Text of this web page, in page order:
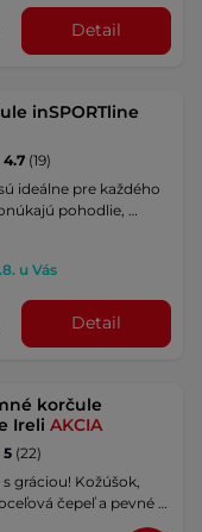
Detail
inSPORTline
4.7 (19)
ideálne pre každého
pohodlie, …
u Vás
Detail
korčule
IreliAKCIA
5 (22)
gráciou! Kožúšok,
čepeľ a pevné …